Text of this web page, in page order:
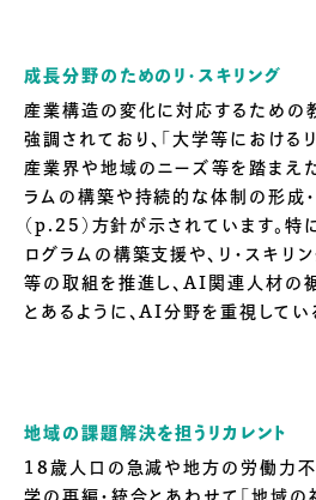
成長分野のためのリ・スキリング
産業構造の変化に対応するための
強調されており、「大学等における
産業界や地域のニーズ等を踏まえ
ラムの構築や持続的な体制の形成
（p.25）方針が示されています。特
ログラムの構築支援や、リ・スキリ
等の取組を推進し、AI関連人材の
とあるように、AI分野を重視してい
地域の課題解決を担うリカレント
18歳人口の急減や地方の労働力不
学の再編・統合とあわせて「地域